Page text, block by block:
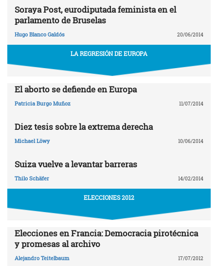
Soraya Post, eurodiputada feminista en el
parlamento de Bruselas
Hugo Blanco Galdós 20/06/2014
LA REGRESIÓN DE EUROPA
El aborto se defiende en Europa
Patricia Burgo Muñoz 11/07/2014
Diez tesis sobre la extrema derecha
Michael Löwy 10/06/2014
Suiza vuelve a levantar barreras
Thilo Schäfer 14/02/2014
ELECCIONES 2012
Elecciones en Francia: Democracia pirotécnica
y promesas al archivo
Alejandro Teitelbaum 17/07/2012